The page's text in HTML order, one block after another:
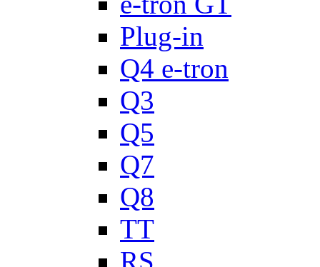
Plug-in
Q4 e-tron
Q3
Q5
Q7
Q8
TT